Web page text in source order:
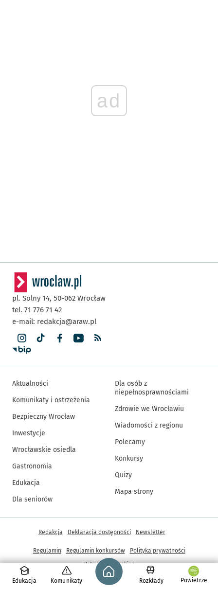
ad
Edukacja Komunikaty
Strona główna - wroclaw.pl
Rozkłady Powietrze
pl. Solny 14, 50-062 Wrocław
tel. 71 776 71 42
e-mail: redakcja@araw.pl
Aktualności
Komunikaty i ostrzeżenia
Bezpieczny Wrocław
Inwestycje
Wrocławskie osiedla
Gastronomia
Edukacja
Dla seniorów
Dla osób z
niepełnosprawnościami
Zdrowie we Wrocławiu
Wiadomości z regionu
Polecamy
Konkursy
Quizy
Mapa strony
© Copyright 2005-2026, ARAW S.A., Gmina Wrocław
Inne informacje
Redakcja Deklaracja dostępności Newsletter
Regulamin Regulamin konkursów
Polityka prywatności
Ustawienia cookies